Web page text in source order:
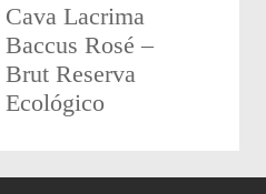
Cava Lacrima
Baccus Rosé –
Brut Reserva
Ecológico